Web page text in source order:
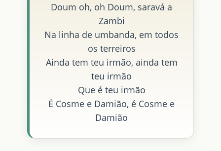
Doum oh, oh Doum, saravá a
Zambi
Na linha de umbanda, em todos
os terreiros
Ainda tem teu irmão, ainda tem
teu irmão
Que é teu irmão
É Cosme e Damião, é Cosme e
Damião